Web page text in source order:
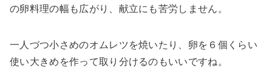
の卵料理の幅も広がり、献立にも苦労しません。
一人づつ小さめのオムレツを焼いたり、卵を６個くらい
使い大きめを作って取り分けるのもいいですね。